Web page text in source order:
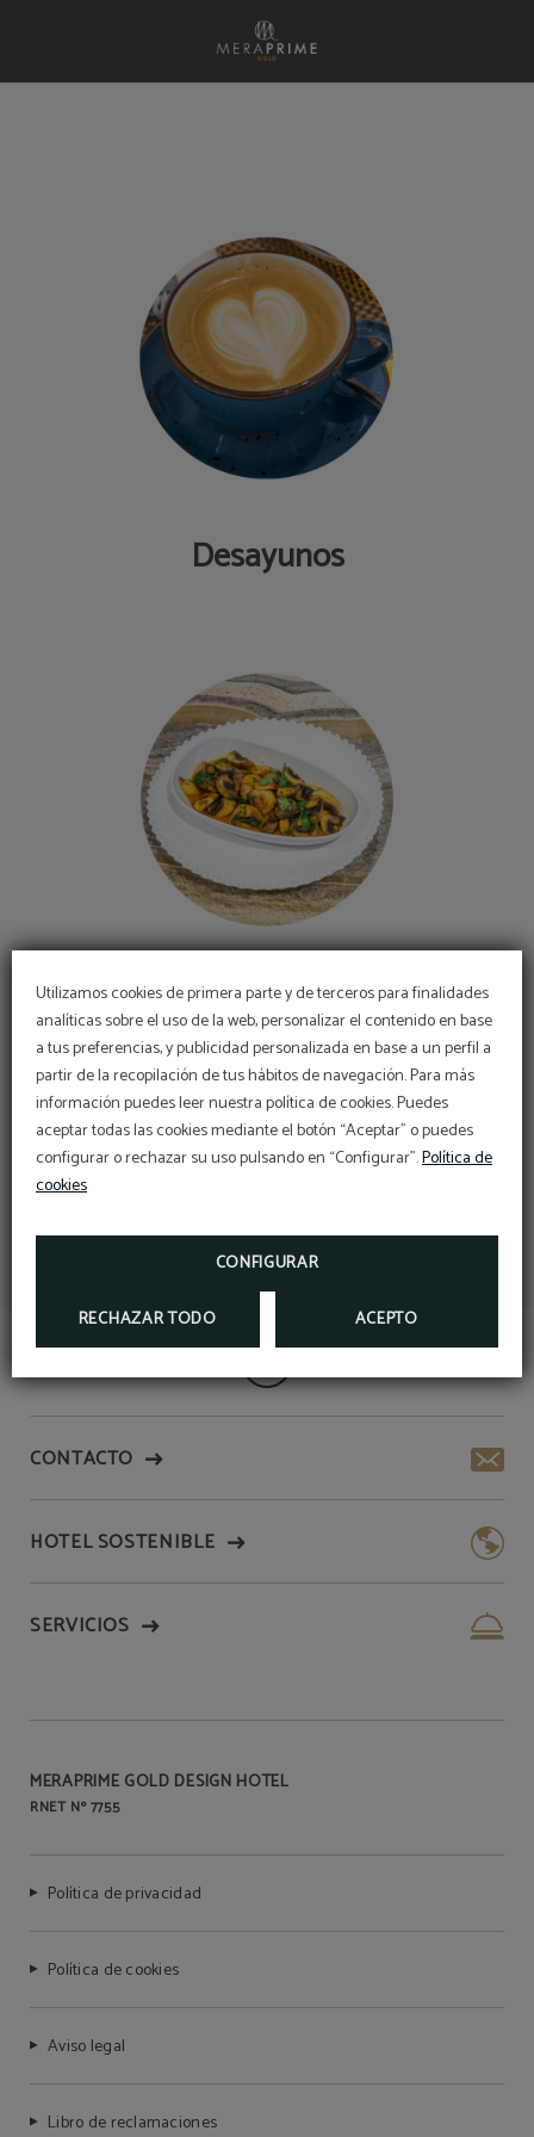
Utilizamos cookies de primera parte y de terceros para finalidades
analíticas sobre el uso de la web, personalizar el contenido en base
a tus preferencias, y publicidad personalizada en base a un perfil a
partir de la recopilación de tus hábitos de navegación. Para más
información puedes leer nuestra política de cookies. Puedes
aceptar todas las cookies mediante el botón “Aceptar” o puedes
configurar o rechazar su uso pulsando en “Configurar”.Política de
cookies
CONFIGURAR
RECHAZAR TODO ACEPTO
Desayunos
Platos principales
CONTACTO
HOTEL SOSTENIBLE
SERVICIOS
MERAPRIME GOLD DESIGN HOTEL
RNET Nº 7755
Política de privacidad
Política de cookies
Aviso legal
Libro de reclamaciones